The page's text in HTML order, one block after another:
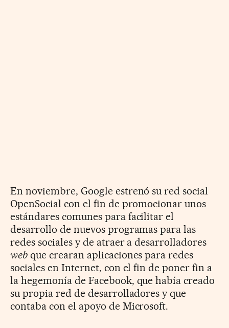
En noviembre, Google estrenó su red social
OpenSocial con el fin de promocionar unos
estándares comunes para facilitar el
desarrollo de nuevos programas para las
redes sociales y de atraer a desarrolladores
webque crearan aplicaciones para redes
sociales en Internet, con el fin de poner fin a
la hegemonía de Facebook, que había creado
su propia red de desarrolladores y que
contaba con el apoyo de Microsoft.